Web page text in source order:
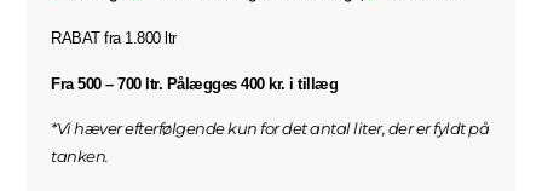
RABAT fra 1.800 ltr
Fra 500 – 700 ltr. Pålægges 400 kr. i tillæg
*Vi hæver efterfølgende kun for det antal liter, der er fyldt på
tanken.